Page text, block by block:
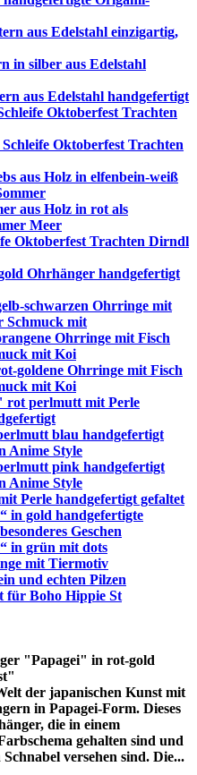
"Papagei" in rot-gold
der japanischen Kunst mit
in Papagei-Form. Dieses
die in einem
gehalten sind und
versehen sind. Die...